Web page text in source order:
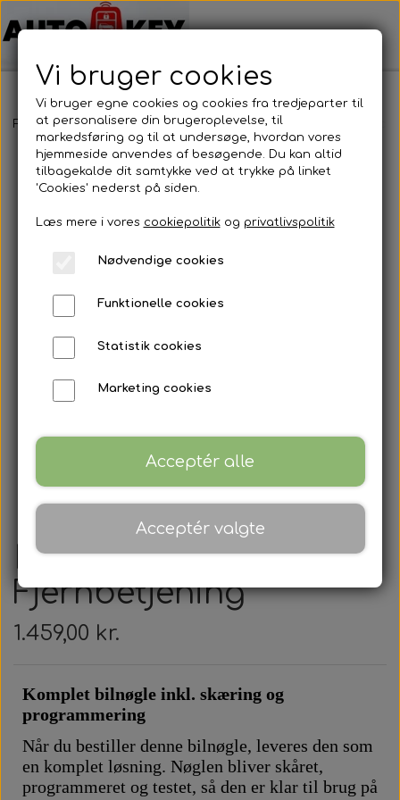
Forside Bilnøgler Renault Fjernbetjening
Renault -
Fjernbetjening
1.459,00 kr.
Komplet bilnøgle inkl. skæring og
programmering
Når du bestiller denne bilnøgle, leveres den som
en komplet løsning. Nøglen bliver skåret,
programmeret og testet, så den er klar til brug på
Vi bruger cookies
Vi bruger egne cookies og cookies fra tredjeparter til
at personalisere din brugeroplevelse, til
markedsføring og til at undersøge, hvordan vores
hjemmeside anvendes af besøgende. Du kan altid
tilbagekalde dit samtykke ved at trykke på linket
'Cookies' nederst på siden.
Læs mere i vores cookiepolitikog privatlivspolitik
Nødvendige cookies
Funktionelle cookies
Statistik cookies
Marketing cookies
Acceptér alle
Acceptér valgte